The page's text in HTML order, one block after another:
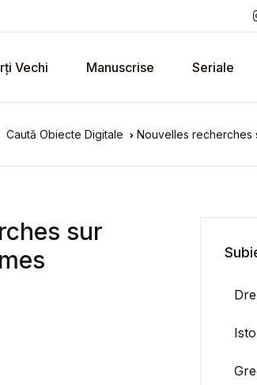
Vechi Manuscrise Seriale
Caută Obiecte Digitale Nouvelles recherches
sur